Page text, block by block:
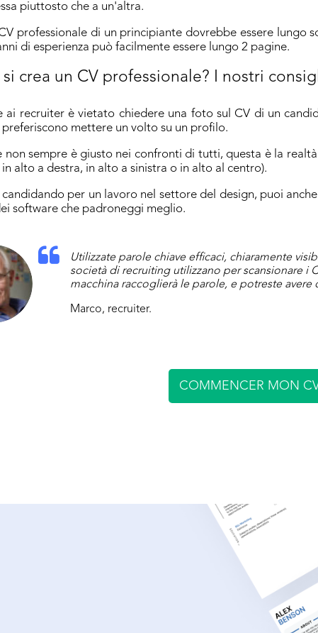
piuttosto che a un'altra.
professionale di un principiante dovrebbe essere lungo
di esperienza può facilmente essere lungo 2 pagine.
si crea un CV professionale? I nostri
ai recruiter è vietato chiedere una foto sul CV di un
mettere un volto su un profilo.
non sempre è giusto nei confronti di tutti, questa è la
alto a destra, in alto a sinistra o in alto al centro).
candidando per un lavoro nel settore del design, puoi
software che padroneggi meglio.
Utilizzate parole chiave efficaci, chiaramente
società di recruiting utilizzano per scansionare i
macchina raccoglierà le parole, e potreste
Marco, recruiter.
COMMENCER MON